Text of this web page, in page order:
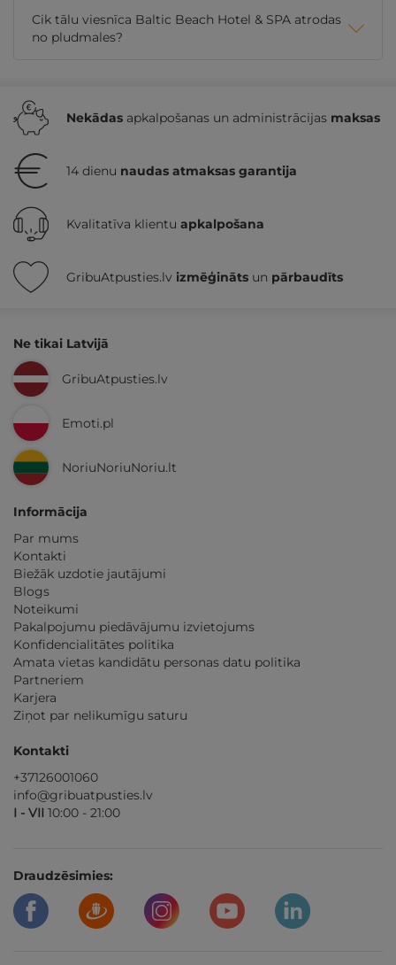
Cik tālu viesnīca Baltic Beach Hotel & SPA atrodas
no pludmales?
Nekādas apkalpošanas un administrācijas maksas
14 dienu naudas atmaksas garantija
Kvalitatīva klientu apkalpošana
GribuAtpusties.lv izmēģināts un pārbaudīts
Ne tikai Latvijā
GribuAtpusties.lv
Emoti.pl
NoriuNoriuNoriu.lt
Informācija
Par mums
Kontakti
Biežāk uzdotie jautājumi
Blogs
Noteikumi
Pakalpojumu piedāvājumu izvietojums
Konfidencialitātes politika
Amata vietas kandidātu personas datu politika
Partneriem
Karjera
Ziņot par nelikumīgu saturu
Kontakti
+37126001060
info@gribuatpusties.lv
I - VII 10:00 - 21:00
Draudzēsimies: